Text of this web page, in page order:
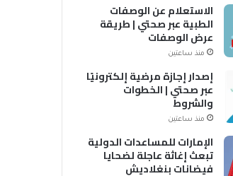
الاستعلام عن الوصفات
الطبية عبر صحتي | طريقة
عرض الوصفات
منذ ساعتين
إصدار إجازة مرضية إلكترونيًا
عبر صحتي | الخطوات
والشروط
منذ ساعتين
الإمارات للمساعدات الدولية
تبعث إغاثة عاجلة لضحايا
فيضانات بنغلاديش